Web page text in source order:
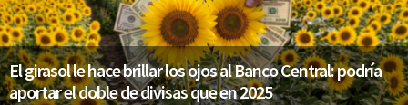
El girasol le hace brillar los ojos al Banco Central: podría
aportar el doble de divisas que en 2025